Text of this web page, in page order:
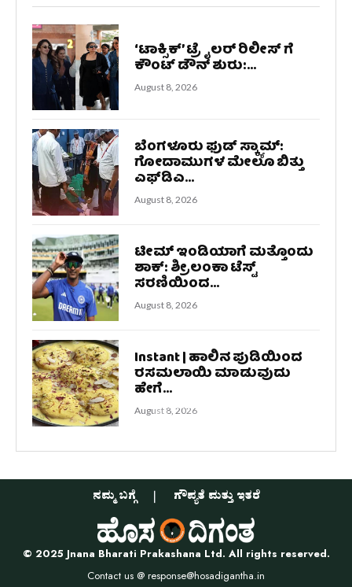
‘ಟಾಕ್ಸಿಕ್’ ಟ್ರೈಲರ್‌ ರಿಲೀಸ್ ಗೆ
ಕೌಂಟ್ ಡೌನ್ ಶುರು:...
August 8, 2026
ಬೆಂಗಳೂರು ಫುಡ್ ಸ್ಕ್ಯಾಮ್:
ಗೋದಾಮುಗಳ ಮೇಲೂ ಬಿತ್ತು
ಎಫ್‌ಡಿಎ...
August 8, 2026
ಟೀಮ್ ಇಂಡಿಯಾಗೆ ಮತ್ತೊಂದು
ಶಾಕ್: ಶ್ರೀಲಂಕಾ ಟೆಸ್ಟ್
ಸರಣಿಯಿಂದ...
August 8, 2026
Instant | ಹಾಲಿನ ಪುಡಿಯಿಂದ
ರಸಮಲಾಯಿ ಮಾಡುವುದು
ಹೇಗೆ...
August 8, 2026
ನಮ್ಮ ಬಗ್ಗೆ ಗೌಪ್ಯತೆ ಮತ್ತು ಇತರೆ
© 2025 Jnana Bharati Prakashana Ltd. All rights reserved.
Contact us @ response@hosadigantha.in